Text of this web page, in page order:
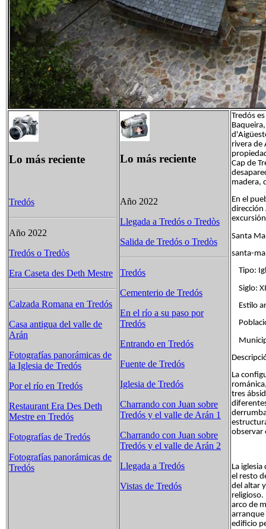
Lo más reciente
Tredós
Año 2022
Tredós o Tredòs
Era Caseta des Deth Mestre
Calzada Romana en Tredós
Casa antigua del valle de
Arán
Fotografías panorámicas de
la Iglesia de Tredós
Por el río en Tredós
Restaurant Era Des Deth
Mestre en Tredós
Fotografías de Tredós
Fotografías panorámicas de
Tredós
Lo más reciente
Año 2022
Llegada a Tredós o Tredòs
Salida de Tredós o Tredòs
Tredós
Cementerio de Tredós
En el río a su paso por
Tredós
Entrando en Tredós
Fuente de Tredós
Iglesia de Tredós
Charrando con Juan sobre
Tredós y el valle de Arán 1
Charrando con Juan sobre
Tredós y el valle de Arán 2
Llegada a Tredós
Vistas de Tredós
Tredós
rivera de
Cap de
madera,
En el
dirección
Santa
santa-
Tipo:
Siglo:
Estilo
La
tres
observar
La
el resto
del altar
religioso.
arco de
arranque
edificio